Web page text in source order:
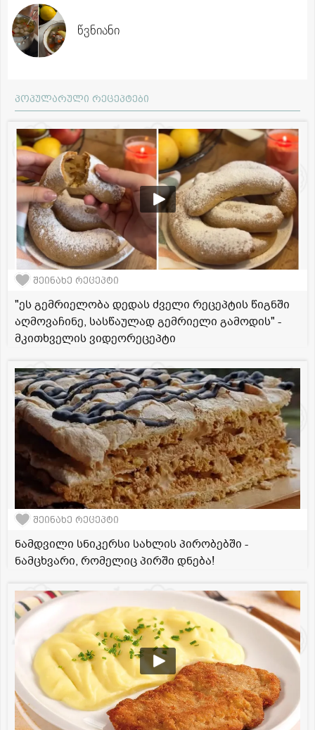
წვნიანი
პოპულარული რეცეპტები
შეინახე რეცეპტი
"ეს გემრიელობა დედას ძველი რეცეპტის წიგნში
აღმოვაჩინე, სასწაულად გემრიელი გამოდის" -
მკითხველის ვიდეორეცეპტი
შეინახე რეცეპტი
ნამდვილი სნიკერსი სახლის პირობებში -
ნამცხვარი, რომელიც პირში დნება!